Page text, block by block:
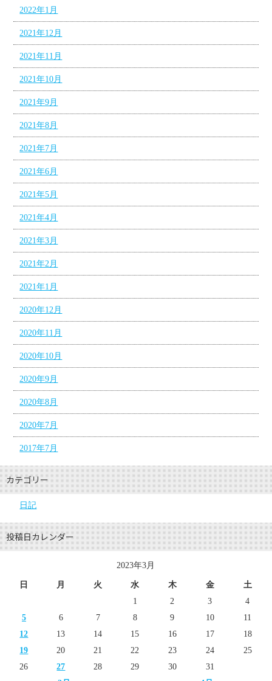
2022年1月
2021年12月
2021年11月
2021年10月
2021年9月
2021年8月
2021年7月
2021年6月
2021年5月
2021年4月
2021年3月
2021年2月
2021年1月
2020年12月
2020年11月
2020年10月
2020年9月
2020年8月
2020年7月
2017年7月
カテゴリー
日記
投稿日カレンダー
2023年3月
日 月 火 水 木 金 土
1 2 3
4
5
6 7 8 9 10
11
12
13 14 15 16 17
18
19
20 21 22 23 24
25
26
27 28 29 30 31